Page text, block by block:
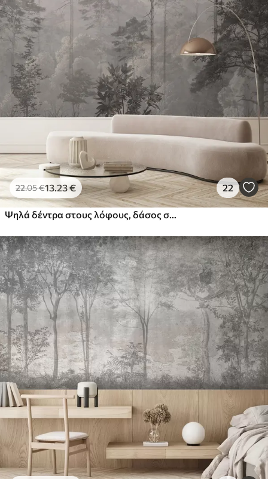
22.05€13.23€ 22
Ψηλά δέντρα στους λόφους, δάσος στην ομίχλη